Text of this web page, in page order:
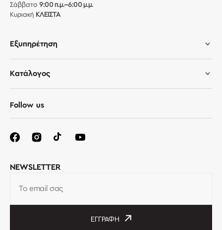
Σάββατο 9:00 π.μ.–6:00 μ.μ.
Κυριακή ΚΛΕΙΣΤΑ
Εξυπηρέτηση
Κατάλογος
NEWSLETTER
Το email σας
ΕΓΓΡΑΦΉ
Follow us